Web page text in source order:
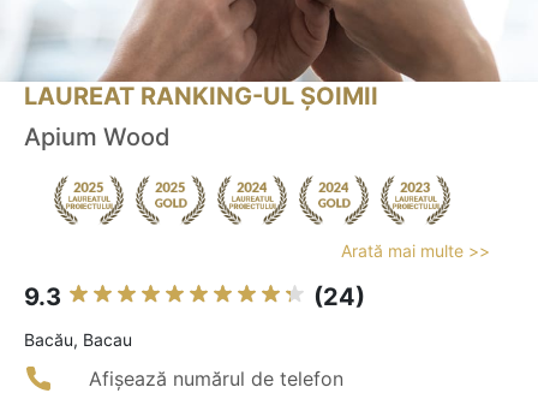
LAUREAT RANKING-UL ȘOIMII
Apium Wood
Arată mai multe >>
9.3 (24)
Bacău, Bacau
Afișează numărul de telefon